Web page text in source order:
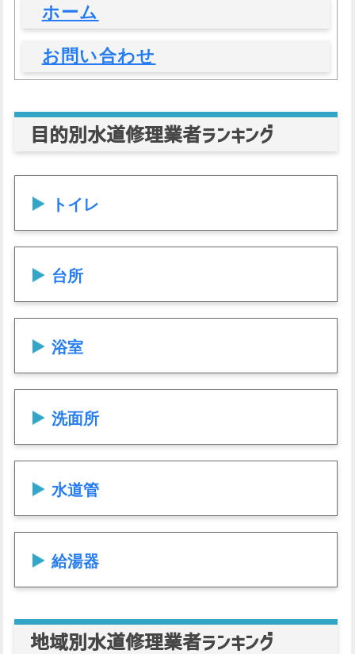
ホーム
お問い合わせ
目的別水道修理業者ランキング
トイレ
台所
浴室
洗面所
水道管
給湯器
地域別水道修理業者ランキング